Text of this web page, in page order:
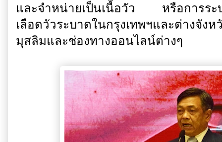
และจำหน่ายเป็นเนื้อวัว หรือการระบ
เลือดวัวระบาดในกรุงเทพฯและต่าง
มุสลิมและช่องทางออนไลน์ต่างๆ